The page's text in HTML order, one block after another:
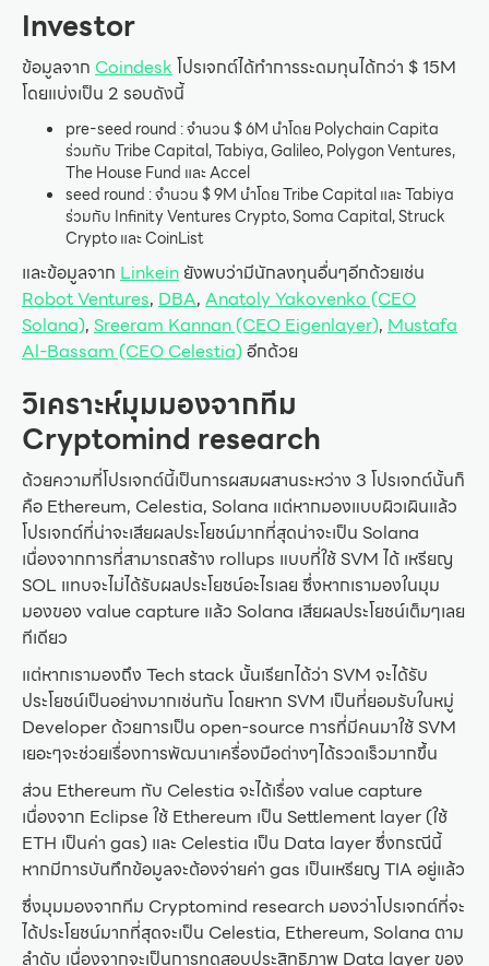
Investor
ข้อมูลจาก Coindesk โปรเจกต์ได้ทำการระดมทุนได้กว่า $ 15M
โดยแบ่งเป็น 2 รอบดังนี้
pre-seed round : จำนวน $ 6M นำโดย Polychain Capita
ร่วมกับ Tribe Capital, Tabiya, Galileo, Polygon Ventures,
The House Fund และ Accel
seed round : จำนวน $ 9M นำโดย Tribe Capital และ Tabiya
ร่วมกับ Infinity Ventures Crypto, Soma Capital, Struck
Crypto และ CoinList
และข้อมูลจาก Linkein ยังพบว่ามีนักลงทุนอื่นๆอีกด้วยเช่น
Robot Ventures, DBA, Anatoly Yakovenko (CEO
Solana), Sreeram Kannan (CEO Eigenlayer), Mustafa
Al-Bassam (CEO Celestia)อีกด้วย
วิเคราะห์มุมมองจากทีม
Cryptomind research
ด้วยความที่โปรเจกต์นี้เป็นการผสมผสานระหว่าง 3 โปรเจกต์นั้นก็
คือ Ethereum, Celestia, Solana แต่หากมองแบบผิวเผินแล้ว
โปรเจกต์ที่น่าจะเสียผลประโยชน์มากที่สุดน่าจะเป็น Solana
เนื่องจากการที่สามารถสร้าง rollups แบบที่ใช้ SVM ได้ เหรียญ
SOL แทบจะไม่ได้รับผลประโยชน์อะไรเลย ซึ่งหากเรามองในมุม
มองของ value capture แล้ว Solana เสียผลประโยชน์เต็มๆเลย
ทีเดียว
แต่หากเรามองถึง Tech stack นั้นเรียกได้ว่า SVM จะได้รับ
ประโยชน์เป็นอย่างมากเช่นกัน โดยหาก SVM เป็นที่ยอมรับในหมู่
Developer ด้วยการเป็น open-source การที่มีคนมาใช้ SVM
เยอะๆจะช่วยเรื่องการพัฒนาเครื่องมือต่างๆได้รวดเร็วมากขึ้น
ส่วน Ethereum กับ Celestia จะได้เรื่อง value capture
เนื่องจาก Eclipse ใช้ Ethereum เป็น Settlement layer (ใช้
ETH เป็นค่า gas) และ Celestia เป็น Data layer ซึ่งกรณีนี้
หากมีการบันทึกข้อมูลจะต้องจ่ายค่า gas เป็นเหรียญ TIA อยู่แล้ว
ซึ่งมุมมองจากทีม Cryptomind research มองว่าโปรเจกต์ที่จะ
ได้ประโยชน์มากที่สุดจะเป็น Celestia, Ethereum, Solana ตาม
ลำดับ เนื่องจากจะเป็นการทดสอบประสิทธิภาพ Data layer ของ